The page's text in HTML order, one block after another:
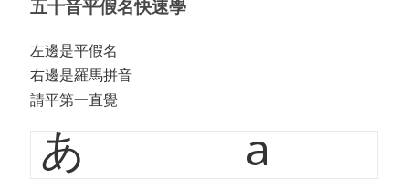
五十音平假名快速學
左邊是平假名
右邊是羅馬拼音
請平第一直覺
あ a